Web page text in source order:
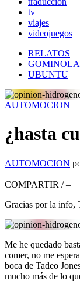
tv
viajes
videojuegos
RELATOS
GOMINOLA
UBUNTU
AUTOMOCION
¿hasta
AUTOMOCION
COMPARTIR / –
Gracias por la info,
Me he quedado
comer, no me
boca de Tadeo
mucho más de lo